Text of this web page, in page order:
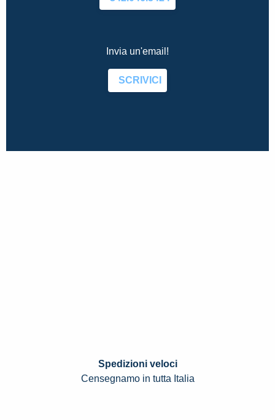
Invia un'email!
SCRIVICI
Spedizioni veloci
Censegnamo in tutta Italia